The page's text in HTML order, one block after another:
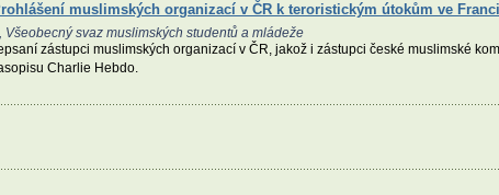
muslimských organizací v ČR k teroristickým útokům ve
Všeobecný svaz muslimských studentů a mládeže
zástupci muslimských organizací v ČR, jakož i zástupci české muslimské
Charlie Hebdo.